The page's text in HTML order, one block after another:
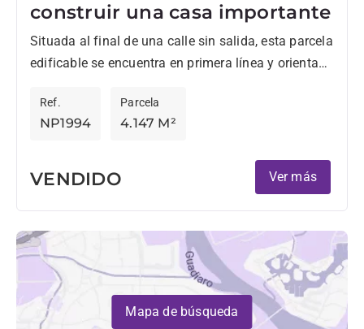
construir una casa importante
Situada al final de una calle sin salida, esta parcela
edificable se encuentra en primera línea y orientada
NP1994
Ref.
4.147 M²
Parcela
VENDIDO Ver más
Mapa de búsqueda